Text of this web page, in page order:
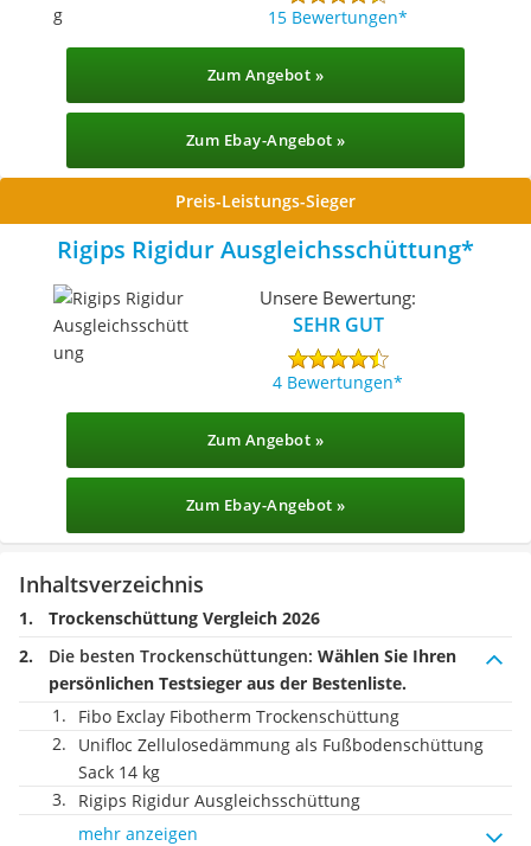
15 Bewertungen
Zum Angebot »
Zum Ebay-Angebot »
Preis-Leistungs-Sieger
Rigips Rigidur Ausgleichsschüttung
Unsere Bewertung:
SEHR GUT
4 Bewertungen
Zum Angebot »
Zum Ebay-Angebot »
Inhaltsverzeichnis
Trockenschüttung Vergleich 2026
Die besten Trockenschüttungen: Wählen Sie Ihren
persönlichen Testsieger aus der Bestenliste.
Fibo Exclay Fibotherm Trockenschüttung
Unifloc Zellulosedämmung als Fußbodenschüttung
Sack 14 kg
Rigips Rigidur Ausgleichsschüttung
mehr anzeigen